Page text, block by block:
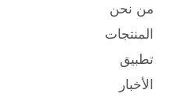
من نحن
المنتجات
تطبيق
الأخبار